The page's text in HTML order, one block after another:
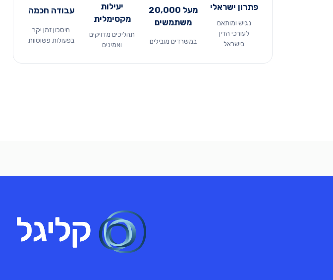
פתרון ישראלי
נגיש ומותאם
לעורכי הדין
בישראל
מעל 20,000
משתמשים
במשרדים מובילים
יעילות
מקסימלית
תהליכים מדויקים
ואמינים
עבודה חכמה
חיסכון זמן יקר
בפעולות פשוטוות